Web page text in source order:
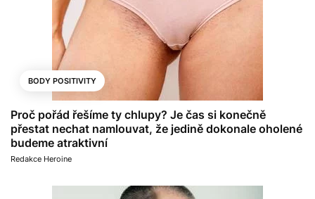
BODY POSITIVITY
Proč pořád řešíme ty chlupy? Je čas si konečně
přestat nechat namlouvat, že jedině dokonale oholené
budeme atraktivní
Redakce Heroine